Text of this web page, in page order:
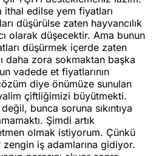
ithal edilse yem fiyatları
düşürülse zaten hayvancılık
olarak düşecektir. Ama bunun
düşürmek içerde zaten
daha zora sokmaktan başka
vadede et fiyatlarının
diye önümüze sunulan
çiftliğimizi büyütmekti.
bunca soruna sıkıntıya
Şimdi artık
olmak istiyorum. Çünkü
iş adamlarına gidiyor.